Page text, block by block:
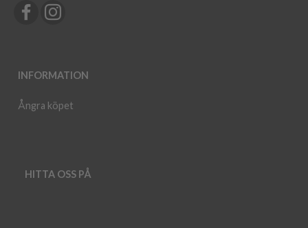
INFORMATION
Ångra köpet
HITTA OSS PÅ